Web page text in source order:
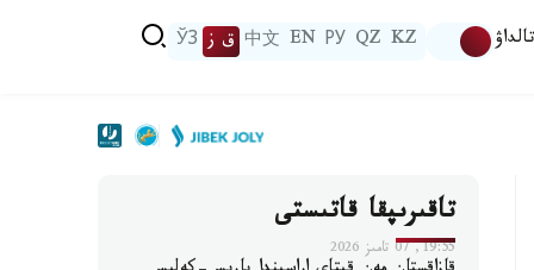
تالداۋ KZ
QZ
РУ
EN
中文 ق ز ЎЗ
تاقىرىپقا قاتىستى
19:55, 07 تامىز 2026